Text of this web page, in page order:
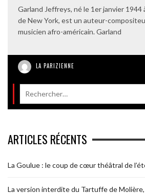
Garland Jeffreys, né le 1er janvier 1944
de New York, est un auteur-
musicien afro-américain. Garland
LA PARIZIENNE
ARTICLES RÉCENTS
La Goulue : le coup de cœur théâtral de
La version interdite du Tartuffe de